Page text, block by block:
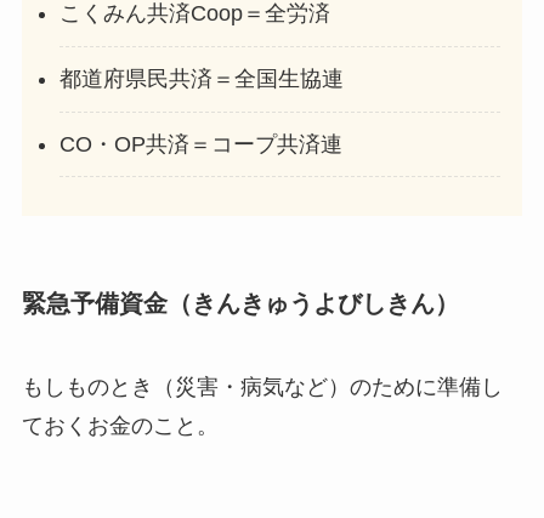
こくみん共済Coop＝全労済
都道府県民共済＝全国生協連
CO・OP共済＝コープ共済連
緊急予備資金（きんきゅうよびしきん）
もしものとき（災害・病気など）のために準備し
ておくお金のこと。